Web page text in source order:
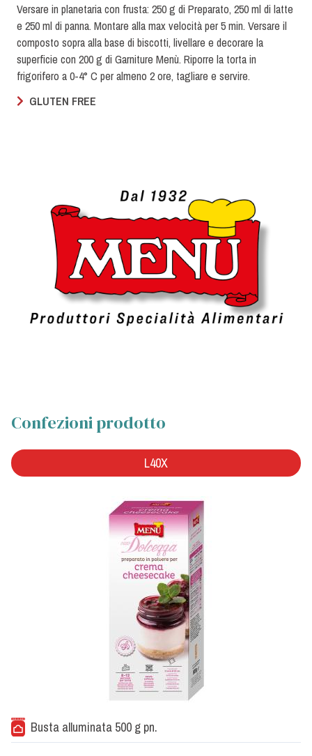
Versare in planetaria con frusta: 250 g di Preparato, 250 ml di latte
e 250 ml di panna. Montare alla max velocità per 5 min. Versare il
composto sopra alla base di biscotti, livellare e decorare la
superficie con 200 g di Garniture Menù. Riporre la torta in
frigorifero a 0-4° C per almeno 2 ore, tagliare e servire.
GLUTEN FREE
Confezioni prodotto
L40X
Busta alluminata 500 g pn.